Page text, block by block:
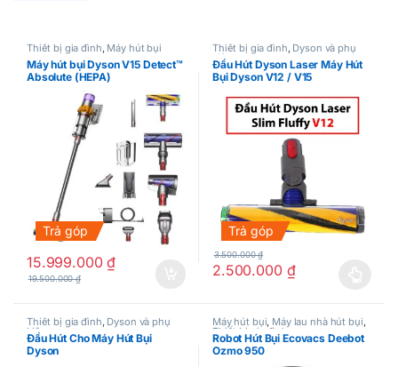
Thiết bị gia đình, Máy hút bụi
Máy hút bụi Dyson V15 Detect™
Absolute (HEPA)
Trả góp
15.999.000₫
19.500.000₫
Thiết bị gia đình, Dyson và phụ
kiện
Đầu Hút Dyson Laser Máy Hút
Bụi Dyson V12 / V15
Trả góp
2.500.000 ₫
3.500.000₫
Sản phẩm này có nhiều biến
Thiết bị gia đình, Dyson và phụ
kiện
Đầu Hút Cho Máy Hút Bụi
Dyson
Máy hút bụi, Máy lau nhà hút bụi,
Thiết bị gia đình
Robot Hút Bụi Ecovacs Deebot
Ozmo 950